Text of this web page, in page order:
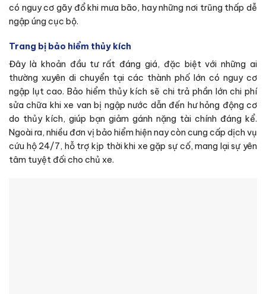
có nguy cơ gãy đổ khi mưa bão, hay những nơi trũng thấp dễ
ngập úng cục bộ.
Trang bị bảo hiểm thủy kích
Đây là khoản đầu tư rất đáng giá, đặc biệt với những ai
thường xuyên di chuyển tại các thành phố lớn có nguy cơ
ngập lụt cao. Bảo hiểm thủy kích sẽ chi trả phần lớn chi phí
sửa chữa khi xe van bị ngập nước dẫn đến hư hỏng động cơ
do thủy kích, giúp bạn giảm gánh nặng tài chính đáng kể.
Ngoài ra, nhiều đơn vị bảo hiểm hiện nay còn cung cấp dịch vụ
cứu hộ 24/7, hỗ trợ kịp thời khi xe gặp sự cố, mang lại sự yên
tâm tuyệt đối cho chủ xe.